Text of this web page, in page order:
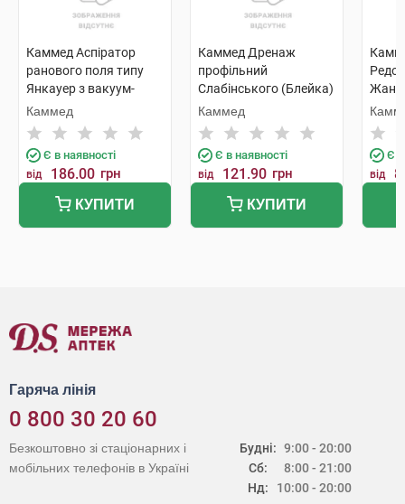
Каммед Аспіратор
ранового поля типу
Янкауер з вакуум-
контролем діаметр
накінечника 8,0
мм/F24 1 шт
Каммед
Є в наявності
від 186.00 грн
КУПИТИ
Каммед Дренаж
профільний
Слабінського (Блейка)
8,00 мм F 24 довжина
500 мм 1 шт
Каммед
Є в наявності
від 121.90 грн
КУПИТИ
Жане
шт
Є в
від
Гаряча лінія
0 800 30 20 60
Будні:
Сб:
Нд:
9:00 - 20:00
8:00 - 21:00
10:00 - 20:00
Безкоштовно зі стаціонарних і
мобільних телефонів в Україні